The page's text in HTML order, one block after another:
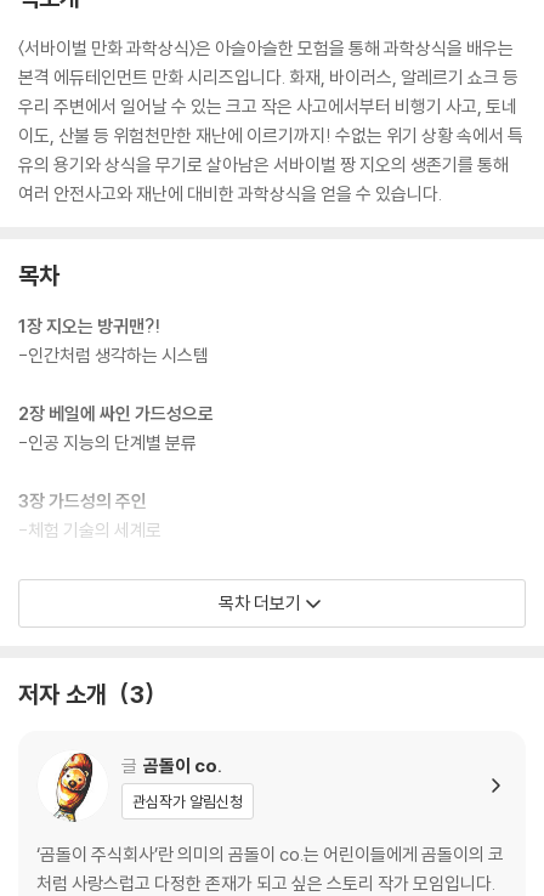
〈서바이벌 만화 과학상식〉은 아슬아슬한 모험을 통해 과학상식을 배우는
본격 에듀테인먼트 만화 시리즈입니다. 화재, 바이러스, 알레르기 쇼크 등
우리 주변에서 일어날 수 있는 크고 작은 사고에서부터 비행기 사고, 토네
이도, 산불 등 위험천만한 재난에 이르기까지! 수없는 위기 상황 속에서 특
유의 용기와 상식을 무기로 살아남은 서바이벌 짱 지오의 생존기를 통해
여러 안전사고와 재난에 대비한 과학상식을 얻을 수 있습니다.
목차
1장 지오는 방귀맨?!
-인간처럼 생각하는 시스템
2장 베일에 싸인 가드성으로
-인공 지능의 단계별 분류
3장 가드성의 주인
-체험 기술의 세계로
4장 미션과 보상
-자동으로 일하는 기계
6장 마지막 스테이지
-진짜 같은 가짜, 딥페이크
7장 돌아온 마키나
-인공 지능을 발전시킨 힘
목차 더보기
저자 소개 3
글 곰돌이 co.
관심작가 알림신청
‘곰돌이 주식회사’란 의미의 곰돌이 co.는 어린이들에게 곰돌이의 코
처럼 사랑스럽고 다정한 존재가 되고 싶은 스토리 작가 모임입니다.